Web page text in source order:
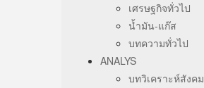
เศรษฐกิจทั่วไป
น้ำมัน-แก๊ส
บทความทั่วไป
ANALYS
บทวิเคราะห์สังคม